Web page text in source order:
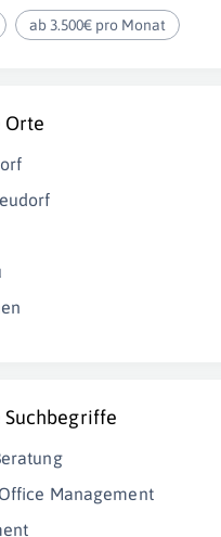
ab 3.500€ pro Monat
Orte
Management